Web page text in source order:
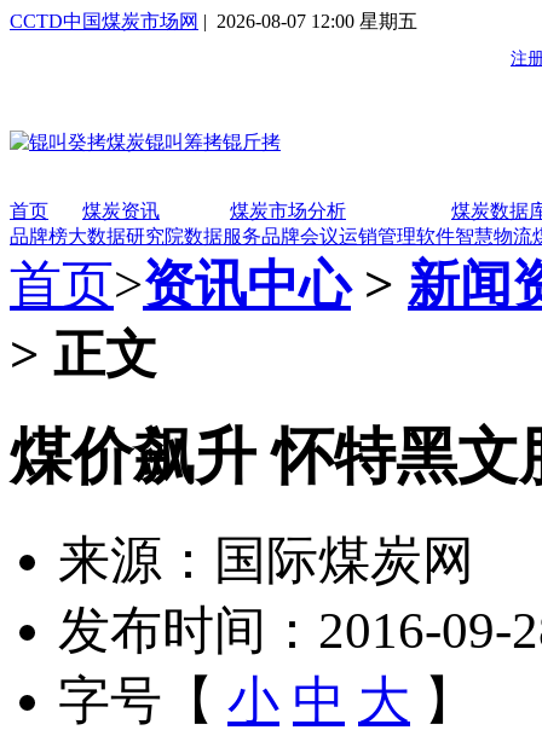
CCTD中国煤炭市场网 | 2026-08-07 12:00 星期五
首页 煤炭资讯 煤炭市场分析
煤炭数据
品牌榜大数据研究院数据服务品牌会议运销管理软件智慧物流
首页>资讯中心> 新闻
> 正文
煤价飙升 怀特黑文
来源：国际煤炭网
发布时间：2016-09-
字号【 小 中 大 】